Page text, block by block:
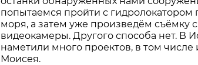
попытаемся пройти с гидролокатором
моря, а затем уже произведём съёмку
видеокамеры. Другого способа нет. В
наметили много проектов, в том числе
Моисея.